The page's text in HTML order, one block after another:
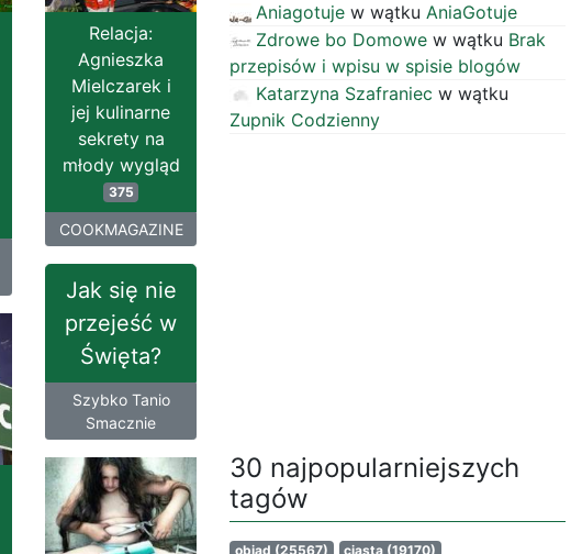
Relacja:
Agnieszka
Mielczarek i
jej kulinarne
sekrety na
młody wygląd
375
COOKMAGAZINE
Jak się nie
przejeść w
Święta?
Szybko Tanio
Smacznie
Aniagotuje w wątku AniaGotuje
Zdrowe bo Domowe w wątku Brak
przepisów i wpisu w spisie blogów
Katarzyna Szafraniec w wątku
Zupnik Codzienny
30 najpopularniejszych
tagów
obiad (25567) ciasta (19170)